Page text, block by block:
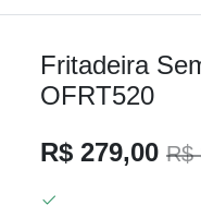
Fritadeira
OFRT520
R$ 279,00 R$